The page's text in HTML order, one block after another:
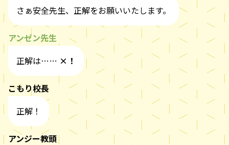
さぁ安全先生、正解をお願いいたします。
アンゼン先生
正解は…… ×！
こもり校長
正解！
アンジー教頭